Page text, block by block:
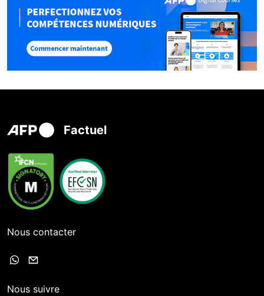
Factuel
Nous contacter
Nous suivre